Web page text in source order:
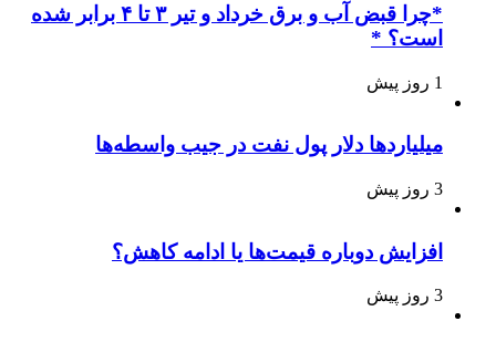
*چرا قبض آب و برق خرداد و تیر ۳ تا ۴ برابر شده
است؟ *
1 روز پیش
میلیاردها دلار پول نفت در جیب واسطه‌ها
3 روز پیش
افزایش دوباره قیمت‌ها یا ادامه کاهش؟
3 روز پیش